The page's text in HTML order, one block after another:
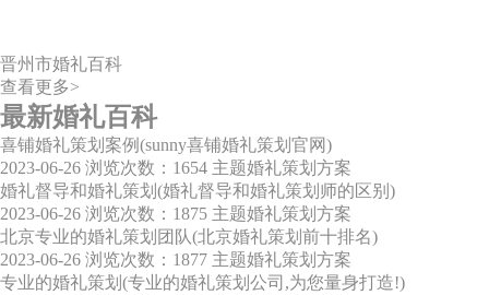
晋州市婚礼百科
查看更多>
最新婚礼百科
喜铺婚礼策划案例(sunny喜铺婚礼策划官网)
2023-06-26 浏览次数：1654 主题婚礼策划方案
婚礼督导和婚礼策划(婚礼督导和婚礼策划师的区别)
2023-06-26 浏览次数：1875 主题婚礼策划方案
北京专业的婚礼策划团队(北京婚礼策划前十排名)
2023-06-26 浏览次数：1877 主题婚礼策划方案
专业的婚礼策划(专业的婚礼策划公司,为您量身打造!)